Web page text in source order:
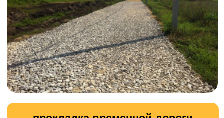
Наша компания предлагает
профессиональные услуги по
подготовке участка к строительству.
Мы берём на себя все необходимые
работы, чтобы обеспечить
качественное и безопасное начало
строительства.